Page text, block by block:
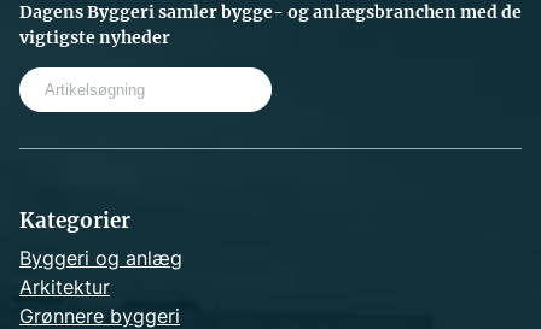
Dagens Byggeri samler bygge- og anlægsbranchen med de
vigtigste nyheder
Kategorier
Byggeri og anlæg
Arkitektur
Grønnere byggeri